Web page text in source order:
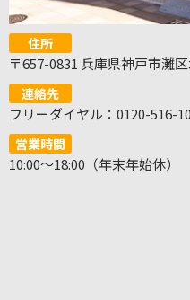
住所
〒657-0831 兵庫県神戸市灘
連絡先
フリーダイヤル：0120-516-
営業時間
10:00～18:00（年末年始休）